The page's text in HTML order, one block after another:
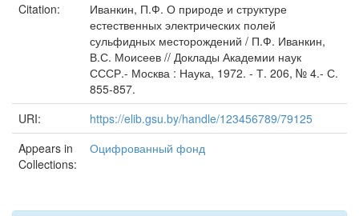
Citation:
Иванкин, П.Ф. О природе и структуре
естественных электрических полей
сульфидных месторождений / П.Ф. Иванкин,
В.С. Моисеев // Доклады Академии наук
СССР.- Москва : Наука, 1972. - Т. 206, № 4.- С.
855-857.
URI:
https://elib.gsu.by/handle/123456789/79125
Appears in
Collections:
Оцифрованный фонд